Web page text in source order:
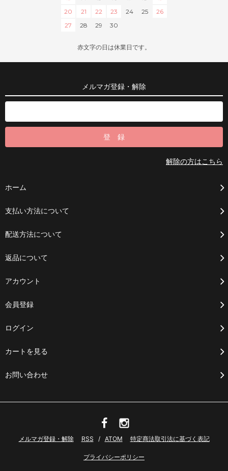
20
21 22 23 24 25
26
27
28 29 30
赤文字の日は休業日です。
メルマガ登録・解除
解除の方はこちら
ホーム
支払い方法について
配送方法について
返品について
アカウント
会員登録
ログイン
カートを見る
お問い合わせ
メルマガ登録・解除 RSS / ATOM 特定商法取引法に基づく表記
プライバシーポリシー